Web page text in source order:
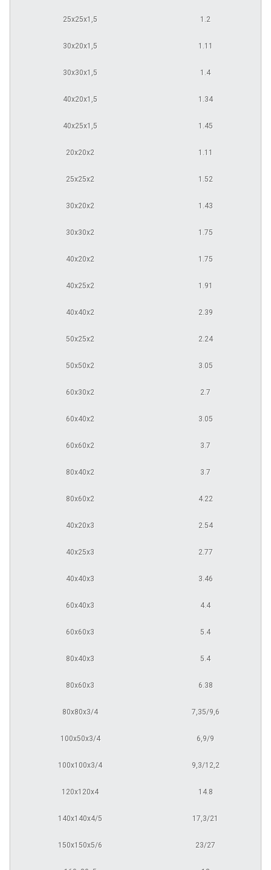
25х25х1,5 1.2
30х20х1,5 1.11
30х30х1,5 1.4
40х20х1,5 1.34
40х25х1,5 1.45
20х20х2 1.11
25х25х2 1.52
30х20х2 1.43
30х30х2 1.75
40х20х2 1.75
40х25х2 1.91
40х40х2 2.39
50х25х2 2.24
50х50х2 3.05
60х30х2 2.7
60х40х2 3.05
60х60х2 3.7
80х40х2 3.7
80х60х2 4.22
40х20х3 2.54
40х25х3 2.77
40х40х3 3.46
60х40х3 4.4
60х60х3 5.4
80х40х3 5.4
80х60х3 6.38
80х80х3/4 7,35/9,6
100х50х3/4 6,9/9
100х100х3/4 9,3/12,2
120х120х4 14.8
140х140х4/5 17,3/21
150х150х5/6 23/27